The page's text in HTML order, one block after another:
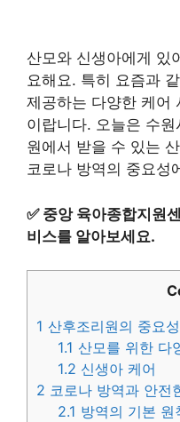
산모와 신생아에게 있
요해요. 특히 요즘과
제공하는 다양한 케어
이랍니다. 오늘은 수
원에서 받을 수 있는
코로나 방역의 중요성
✅ 중앙 육아종합지원
비스를 알아보세요.
1 산후조리원의 중요
1.1 산모를 위한 다
1.2 신생아 케어
2 코로나 방역과 안전
2.1 방역의 기본 원